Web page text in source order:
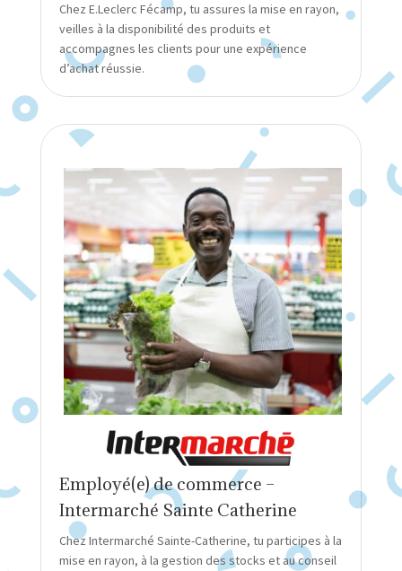
Chez E.Leclerc Fécamp, tu assures la mise en rayon,
veilles à la disponibilité des produits et
accompagnes les clients pour une expérience
d’achat réussie.
Employé(e) de commerce –
Intermarché Sainte Catherine
Chez Intermarché Sainte-Catherine, tu participes à la
mise en rayon, à la gestion des stocks et au conseil